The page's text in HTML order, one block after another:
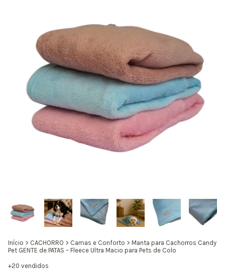
Início > CACHORRO > Camas e Conforto > Manta para Cachorros Candy
Pet GENTE de PATAS – Fleece Ultra Macio para Pets de Colo
+20 vendidos